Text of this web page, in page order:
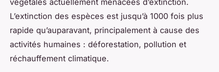
L’extinction des espèces est jusqu’à 1000 fois plus
rapide qu’auparavant, principalement à cause des
activités humaines : déforestation, pollution et
réchauffement climatique.